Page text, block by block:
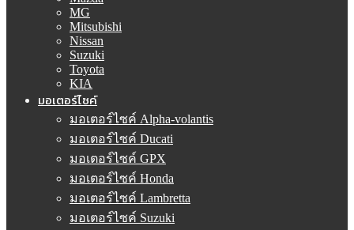
MG
Mitsubishi
Nissan
Suzuki
Toyota
KIA
มอเตอร์ไซค์
มอเตอร์ไซค์ Alpha-volantis
มอเตอร์ไซค์ Ducati
มอเตอร์ไซค์ GPX
มอเตอร์ไซค์ Honda
มอเตอร์ไซค์ Lambretta
มอเตอร์ไซค์ Suzuki